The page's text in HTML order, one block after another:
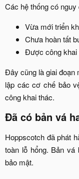
Các hệ thống có
Vừa mới triển
Chưa hoàn tất
Được công khai
Đây cũng là giai đoạn
lập các cơ chế bảo
công khai thác.​
Đã có bản vá
Hoppscotch đã phát
toàn lỗ hổng. Bản vá
bảo mật.